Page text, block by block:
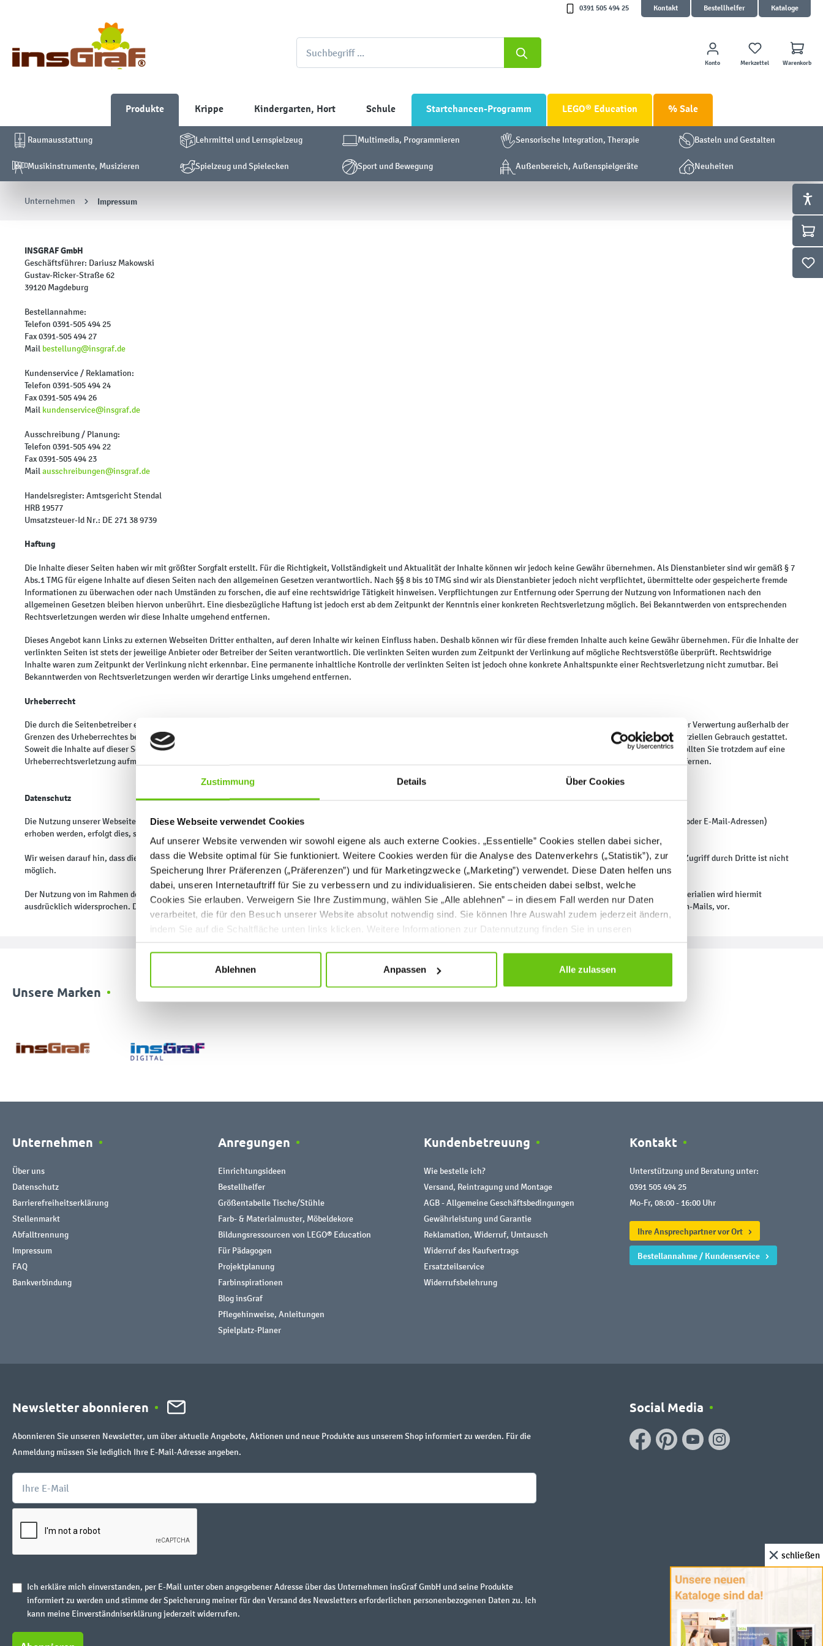
Zustimmung Details Über Cookies
Diese Webseite verwendet Cookies
Auf unserer Website verwenden wir sowohl eigene als auch externe Cookies. „Essentielle” Cookies stellen dabei sicher,
dass die Website optimal für Sie funktioniert. Weitere Cookies werden für die Analyse des Datenverkehrs („Statistik”), zur
Speicherung Ihrer Präferenzen („Präferenzen”) und für Marketingzwecke („Marketing”) verwendet. Diese Daten helfen uns
dabei, unseren Internetauftriff für Sie zu verbessern und zu individualisieren. Sie entscheiden dabei selbst, welche
Cookies Sie erlauben. Verweigern Sie Ihre Zustimmung, wählen Sie „Alle ablehnen” – in diesem Fall werden nur Daten
verarbeitet, die für den Besuch unserer Website absolut notwendig sind. Sie können Ihre Auswahl zudem jederzeit ändern,
indem Sie auf die Schaltfläche unten links klicken. Weitere Informationen zur Datennutzung finden Sie in unseren
Datenschutzrichtlinien.
Ablehnen Anpassen Alle zulassen
0391 505 494 25 Kontakt Bestellhelfer Kataloge
Konto Merkzettel Warenkorb
Produkte Krippe Kindergarten, Hort Schule Startchancen-Programm LEGO® Education % Sale
Raumausstattung Lehrmittel und Lernspielzeug Multimedia, Programmieren Sensorische Integration, Therapie Basteln und Gestalten
Musikinstrumente, Musizieren Spielzeug und Spielecken Sport und Bewegung Außenbereich, Außenspielgeräte Neuheiten
Unternehmen Impressum
INSGRAF GmbH
Geschäftsführer: Dariusz Makowski
Gustav-Ricker-Straße 62
39120 Magdeburg
Bestellannahme:
Telefon 0391-505 494 25
Fax 0391-505 494 27
Mail bestellung@insgraf.de
Kundenservice / Reklamation:
Telefon 0391-505 494 24
Fax 0391-505 494 26
Mail kundenservice@insgraf.de
Ausschreibung / Planung:
Telefon 0391-505 494 22
Fax 0391-505 494 23
Mailausschreibungen@insgraf.de
Handelsregister: Amtsgericht Stendal
HRB 19577
Umsatzsteuer-Id Nr.: DE 271 38 9739
Haftung
Die Inhalte dieser Seiten haben wir mit größter Sorgfalt erstellt. Für die Richtigkeit, Vollständigkeit und Aktualität der Inhalte können wir jedoch keine Gewähr übernehmen. Als Dienstanbieter sind wir gemäß § 7
Abs.1 TMG für eigene Inhalte auf diesen Seiten nach den allgemeinen Gesetzen verantwortlich. Nach §§ 8 bis 10 TMG sind wir als Dienstanbieter jedoch nicht verpflichtet, übermittelte oder gespeicherte fremde
Informationen zu überwachen oder nach Umständen zu forschen, die auf eine rechtswidrige Tätigkeit hinweisen. Verpflichtungen zur Entfernung oder Sperrung der Nutzung von Informationen nach den
allgemeinen Gesetzen bleiben hiervon unberührt. Eine diesbezügliche Haftung ist jedoch erst ab dem Zeitpunkt der Kenntnis einer konkreten Rechtsverletzung möglich. Bei Bekanntwerden von entsprechenden
Rechtsverletzungen werden wir diese Inhalte umgehend entfernen.
Dieses Angebot kann Links zu externen Webseiten Dritter enthalten, auf deren Inhalte wir keinen Einfluss haben. Deshalb können wir für diese fremden Inhalte auch keine Gewähr übernehmen. Für die Inhalte der
verlinkten Seiten ist stets der jeweilige Anbieter oder Betreiber der Seiten verantwortlich. Die verlinkten Seiten wurden zum Zeitpunkt der Verlinkung auf mögliche Rechtsverstöße überprüft. Rechtswidrige
Inhalte waren zum Zeitpunkt der Verlinkung nicht erkennbar. Eine permanente inhaltliche Kontrolle der verlinkten Seiten ist jedoch ohne konkrete Anhaltspunkte einer Rechtsverletzung nicht zumutbar. Bei
Bekanntwerden von Rechtsverletzungen werden wir derartige Links umgehend entfernen.
Urheberrecht
Die durch die Seitenbetreiber erstellten Inhalte und Werke auf diesen Seiten unterliegen dem deutschen Urheberrecht. Die Vervielfältigung, Bearbeitung, Verbreitung und jede Art der Verwertung außerhalb der
Grenzen des Urheberrechtes bedürfen der schriftlichen Zustimmung des jeweiligen Autors bzw. Erstellers. Downloads und Kopien dieser Seite sind nur für den privaten, nicht kommerziellen Gebrauch gestattet.
Soweit die Inhalte auf dieser Seite nicht vom Betreiber erstellt wurden, werden die Urheberrechte Dritter beachtet. Insbesondere werden Inhalte Dritter als solche gekennzeichnet. Sollten Sie trotzdem auf eine
Urheberrechtsverletzung aufmerksam werden, bitten wir um einen entsprechenden Hinweis. Bei Bekanntwerden von Rechtsverletzungen werden wir derartige Inhalte umgehend entfernen.
Datenschutz
Die Nutzung unserer Webseite ist in der Regel ohne Angabe personenbezogener Daten möglich. Soweit auf unseren Seiten personenbezogene Daten (beispielsweise Name, Anschrift oder E-Mail-Adressen)
erhoben werden, erfolgt dies, soweit möglich, stets auf freiwilliger Basis. Diese Daten werden ohne Ihre ausdrückliche Zustimmung nicht an Dritte weitergegeben.
Wir weisen darauf hin, dass die Datenübertragung im Internet (z.B. bei der Kommunikation per E-Mail) Sicherheitslücken aufweisen kann. Ein lückenloser Schutz der Daten vor dem Zugriff durch Dritte ist nicht
möglich.
Der Nutzung von im Rahmen der Impressumspflicht veröffentlichten Kontaktdaten durch Dritte zur Übersendung von nicht ausdrücklich angeforderter Werbung und Informationsmaterialien wird hiermit
ausdrücklich widersprochen. Die Betreiber der Seiten behalten sich ausdrücklich rechtliche Schritte im Falle der unverlangten Zusendung von Werbeinformationen, etwa durch Spam-Mails, vor.
Unsere Marken
Unternehmen
Über uns
Datenschutz
Barrierefreiheitserklärung
Stellenmarkt
Abfalltrennung
Impressum
FAQ
Bankverbindung
Anregungen
Einrichtungsideen
Bestellhelfer
Größentabelle Tische/Stühle
Farb- & Materialmuster, Möbeldekore
Bildungsressourcen von LEGO® Education
Für Pädagogen
Projektplanung
Farbinspirationen
Blog insGraf
Pflegehinweise, Anleitungen
Spielplatz-Planer
Kundenbetreuung
Wie bestelle ich?
Versand, Reintragung und Montage
AGB - Allgemeine Geschäftsbedingungen
Gewährleistung und Garantie
Reklamation, Widerruf, Umtausch
Widerruf des Kaufvertrags
Ersatzteilservice
Widerrufsbelehrung
Kontakt
Unterstützung und Beratung unter:
0391 505 494 25
Mo-Fr, 08:00 - 16:00 Uhr
Ihre Ansprechpartner vor Ort
Bestellannahme / Kundenservice
Newsletter abonnieren
Abonnieren Sie unseren Newsletter, um über aktuelle Angebote, Aktionen und neue Produkte aus unserem Shop informiert zu werden. Für die
Anmeldung müssen Sie lediglich Ihre E-Mail-Adresse angeben.
Ich erkläre mich einverstanden, per E-Mail unter oben angegebener Adresse über das Unternehmen insGraf GmbH und seine Produkte
informiert zu werden und stimme der Speicherung meiner für den Versand des Newsletters erforderlichen personenbezogenen Daten zu. Ich
kann meine Einverständniserklärung jederzeit widerrufen.
Social Media
schließen